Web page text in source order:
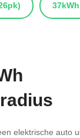
37kWh
elektrische auto